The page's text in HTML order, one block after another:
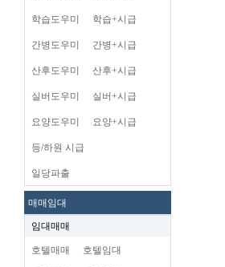
학습도우미 학습+시급
간병도우미 간병+시급
산후도우미 산후+시급
실버도우미 실버+시급
요양도우미 요양+시급
등/하원 시급
일당파출
매매임대
임대매매
호텔매매 호텔임대